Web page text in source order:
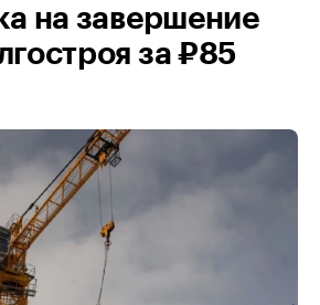
на завершение
за ₽85